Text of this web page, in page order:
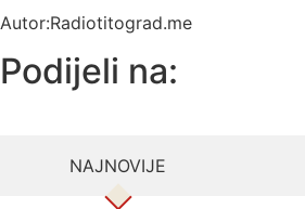
Autor:Radiotitograd.me
Podijeli na:
NAJNOVIJE